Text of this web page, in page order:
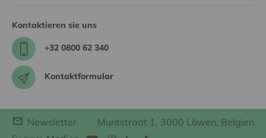
Kontaktieren sie uns
+32 0800 62 340
Kontaktformular
Newsletter
Muntstraat 1, 3000 Löwen, Belgien